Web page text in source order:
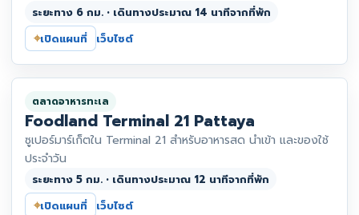
ระยะทาง 6 กม. • เดินทางประมาณ 14 นาทีจากที่พัก
⌖เปิดแผนที่ เว็บไซต์
ตลาดอาหารทะเล
Foodland Terminal 21 Pattaya
ซูเปอร์มาร์เก็ตใน Terminal 21 สำหรับอาหารสด นำเข้า และของใช้
ประจำวัน
ระยะทาง 5 กม. • เดินทางประมาณ 12 นาทีจากที่พัก
⌖เปิดแผนที่ เว็บไซต์